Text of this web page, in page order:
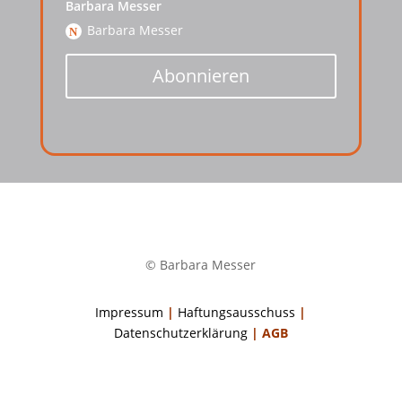
Barbara Messer
Barbara Messer
Abonnieren
© Barbara Messer
Impressum | Haftungsausschuss |
Datenschutzerklärung | AGB